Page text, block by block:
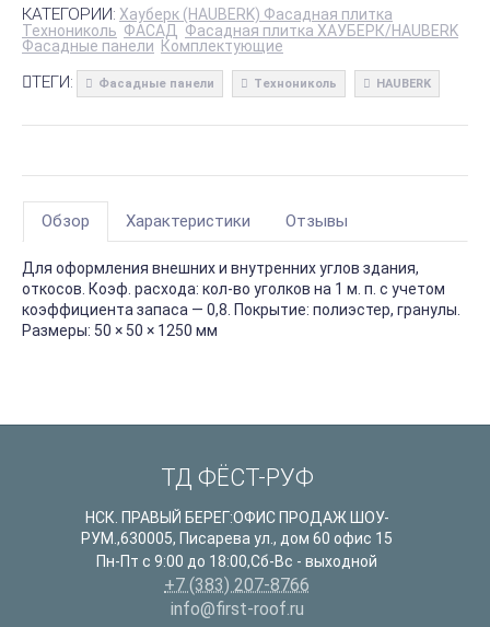
КАТЕГОРИИ: Хауберк (HAUBERK) Фасадная плитка
Технониколь ФАСАД
Фасадная плитка ХАУБЕРК/HAUBERK
Фасадные панели Комплектующие
ТЕГИ: Фасадные панели Технониколь HAUBERK
Обзор Характеристики Отзывы
Для оформления внешних и внутренних углов здания,
откосов. Коэф. расхода: кол-во уголков на 1 м. п. с учетом
коэффициента запаса — 0,8. Покрытие: полиэстер, гранулы.
Размеры: 50 × 50 × 1250 мм
ТД ФЁСТ-РУФ
НСК. ПРАВЫЙ БЕРЕГ:ОФИС ПРОДАЖ ШОУ-
РУМ.,630005, Писарева ул., дом 60 офис 15
Пн-Пт с 9:00 до 18:00,Сб-Вс - выходной
+7 (383) 207-8766
info@first-roof.ru